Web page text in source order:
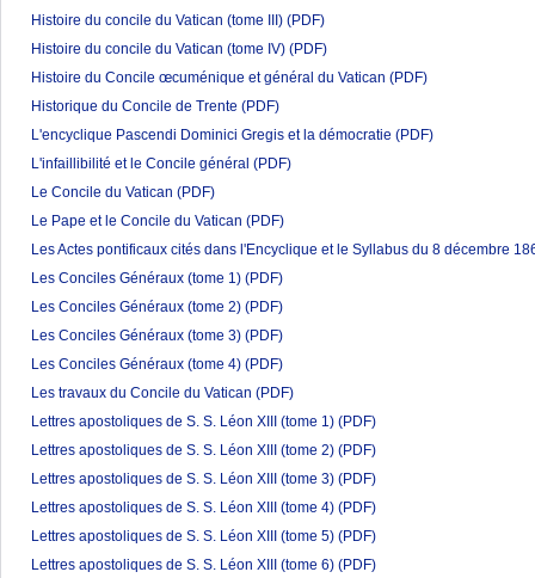
Histoire du concile du Vatican (tome III) (PDF)
Histoire du concile du Vatican (tome IV) (PDF)
Histoire du Concile œcuménique et général du Vatican (PDF)
Historique du Concile de Trente (PDF)
L'encyclique Pascendi Dominici Gregis et la démocratie (PDF)
L'infaillibilité et le Concile général (PDF)
Le Concile du Vatican (PDF)
Le Pape et le Concile du Vatican (PDF)
Les Actes pontificaux cités dans l'Encyclique et le Syllabus du 8 décembre
Les Conciles Généraux (tome 1) (PDF)
Les Conciles Généraux (tome 2) (PDF)
Les Conciles Généraux (tome 3) (PDF)
Les Conciles Généraux (tome 4) (PDF)
Les travaux du Concile du Vatican (PDF)
Lettres apostoliques de S. S. Léon XIII (tome 1) (PDF)
Lettres apostoliques de S. S. Léon XIII (tome 2) (PDF)
Lettres apostoliques de S. S. Léon XIII (tome 3) (PDF)
Lettres apostoliques de S. S. Léon XIII (tome 4) (PDF)
Lettres apostoliques de S. S. Léon XIII (tome 5) (PDF)
Lettres apostoliques de S. S. Léon XIII (tome 6) (PDF)